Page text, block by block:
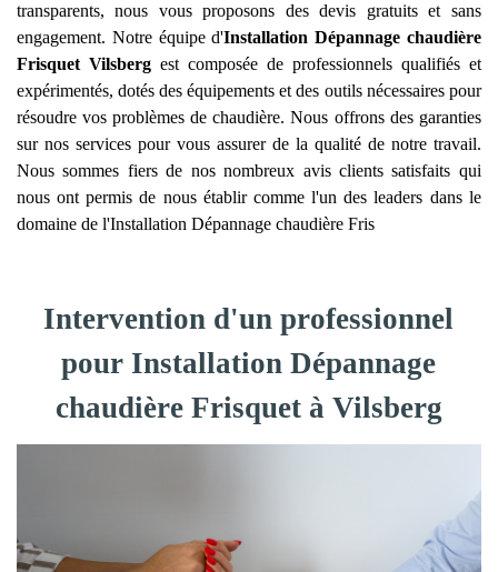
transparents, nous vous proposons des devis gratuits et sans
engagement. Notre équipe d'Installation Dépannage chaudière
Frisquet Vilsbergest composée de professionnels qualifiés et
expérimentés, dotés des équipements et des outils nécessaires pour
résoudre vos problèmes de chaudière. Nous offrons des garanties
sur nos services pour vous assurer de la qualité de notre travail.
Nous sommes fiers de nos nombreux avis clients satisfaits qui
nous ont permis de nous établir comme l'un des leaders dans le
domaine de l'Installation Dépannage chaudière Fris
Intervention d'un professionnel
pour Installation Dépannage
chaudière Frisquet à Vilsberg